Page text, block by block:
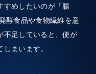
すめしたいのが「腸
酵食品や食物繊維を意
不足していると、便が
まいます。